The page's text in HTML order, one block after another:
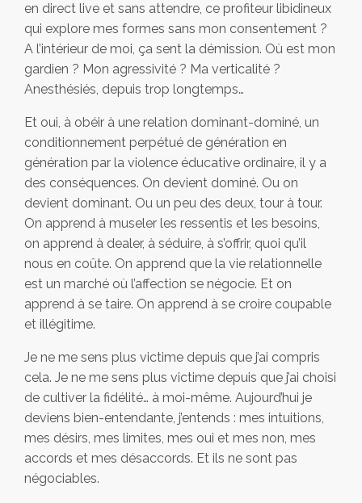
en direct live et sans attendre, ce profiteur libidineux
qui explore mes formes sans mon consentement ?
A l’intérieur de moi, ça sent la démission. Où est mon
gardien ? Mon agressivité ? Ma verticalité ?
Anesthésiés, depuis trop longtemps…
Et oui, à obéir à une relation dominant-dominé, un
conditionnement perpétué de génération en
génération par la violence éducative ordinaire, il y a
des conséquences. On devient dominé. Ou on
devient dominant. Ou un peu des deux, tour à tour.
On apprend à museler les ressentis et les besoins,
on apprend à dealer, à séduire, à s’offrir, quoi qu’il
nous en coûte. On apprend que la vie relationnelle
est un marché où l’affection se négocie. Et on
apprend à se taire. On apprend à se croire coupable
et illégitime.
Je ne me sens plus victime depuis que j’ai compris
cela. Je ne me sens plus victime depuis que j’ai choisi
de cultiver la fidélité… à moi-même. Aujourd’hui je
deviens bien-entendante, j’entends : mes intuitions,
mes désirs, mes limites, mes oui et mes non, mes
accords et mes désaccords. Et ils ne sont pas
négociables.